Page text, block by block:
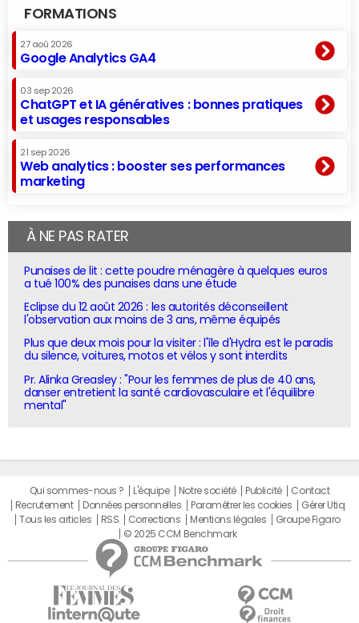
FORMATIONS
27 aoû 2026
Google Analytics GA4
03 sep 2026
ChatGPT et IA génératives : bonnes pratiques
et usages responsables
21 sep 2026
Web analytics : booster ses performances
marketing
À NE PAS RATER
Punaises de lit : cette poudre ménagère à quelques euros
a tué 100% des punaises dans une étude
Eclipse du 12 août 2026 : les autorités déconseillent
l'observation aux moins de 3 ans, même équipés
Plus que deux mois pour la visiter : l'île d'Hydra est le paradis
du silence, voitures, motos et vélos y sont interdits
Pr. Alinka Greasley : "Pour les femmes de plus de 40 ans,
danser entretient la santé cardiovasculaire et l'équilibre
mental"
Qui sommes-nous ? L'équipe Notre société Publicité
Contact
Recrutement
Données personnelles Paramétrer les cookies
Gérer Utiq
Tous les articles
RSS Corrections Mentions légales
Groupe Figaro
© 2025 CCM Benchmark